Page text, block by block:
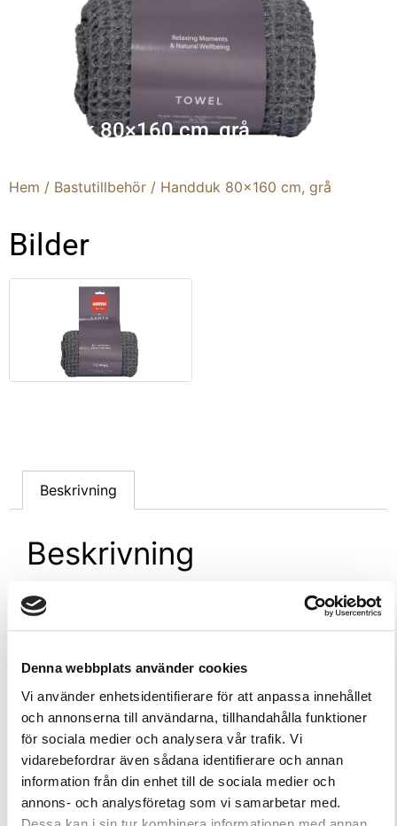
Denna webbplats använder cookies
Vi använder enhetsidentifierare för att anpassa innehållet
och annonserna till användarna, tillhandahålla funktioner
för sociala medier och analysera vår trafik. Vi
vidarebefordrar även sådana identifierare och annan
information från din enhet till de sociala medier och
annons- och analysföretag som vi samarbetar med.
Handduk 80×160 cm, grå
Hem / Bastutillbehör / Handduk 80×160 cm, grå
Bilder
Beskrivning
Beskrivning
Handduk 80×160 cm, grå
Bomulls-linblandningen med våffelmönster i Harvia
by Luhta-badlakanet känns behaglig mot huden
och ger handduken en modern, naturlig touch.
Badlakanet absorberar fukt mycket väl och torkar
snabbt efter användningen. Enkel elegans och
tidlös design fulländar bastuupplevelsen och den
rejält tilltagna handduken är skön att vira runt sig
efter ett avkopplande bad. • 80 x 160 cm • 75 %